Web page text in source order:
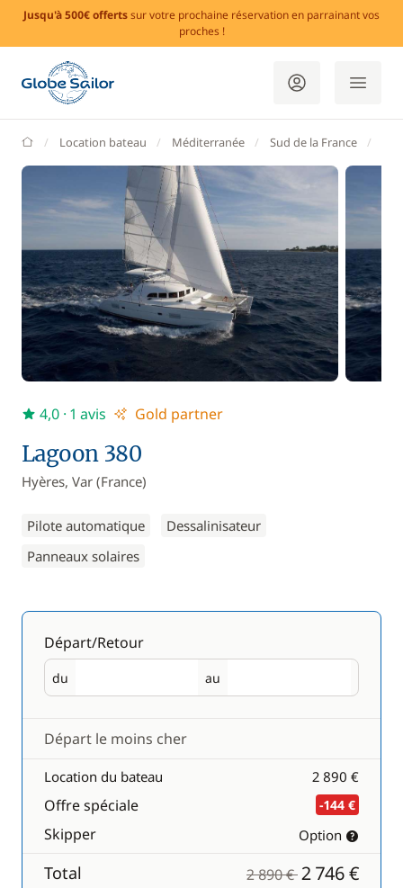
Jusqu'à 500€ offertssur votre prochaine réservation en parrainant vos
proches !
GlobeSailor
Location bateau Méditerranée Sud de la France
Lagoon 380
Hyères, Var (France)
Pilote automatique
Dessalinisateur
Panneaux solaires
4,0 · 1 avis Gold partner
Départ/Retour
du
Départ au
Retour
Départ le moins cher
Location du bateau 2 890 €
Offre spéciale -144 €
Skipper Option
Total 2 890 €2 746 €